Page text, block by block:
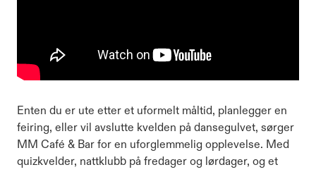
Enten du er ute etter et uformelt måltid, planlegger en
feiring, eller vil avslutte kvelden på dansegulvet, sørger
MM Café & Bar for en uforglemmelig opplevelse. Med
quizkvelder, nattklubb på fredager og lørdager, og et